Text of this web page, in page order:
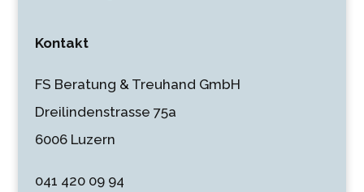
Kontakt
FS Beratung & Treuhand GmbH
Dreilindenstrasse 75a
6006 Luzern
041 420 09 94